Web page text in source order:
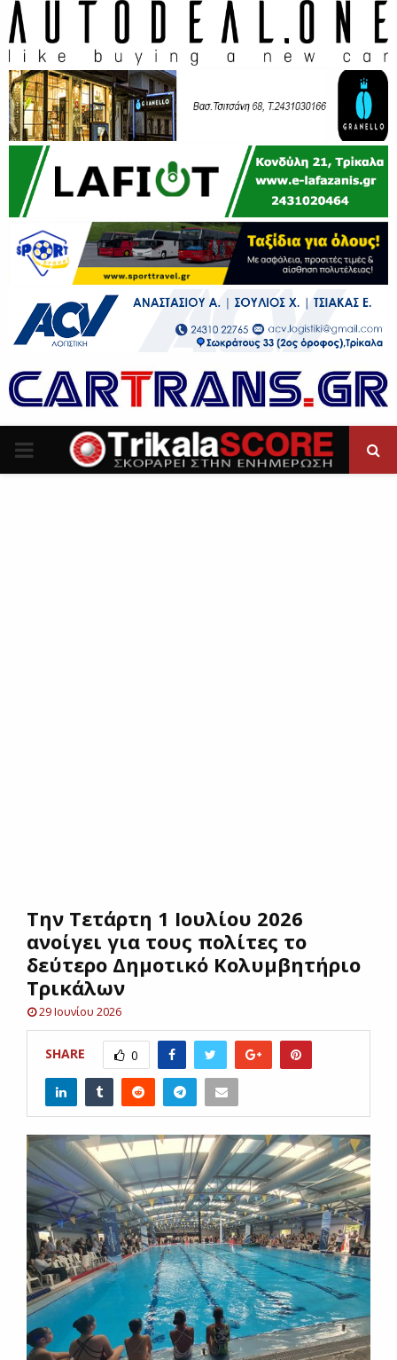
P
Την Τετάρτη 1 Ιουλίου 2026
ανοίγει για τους πολίτες το
δεύτερο Δημοτικό Κολυμβητήριο
Τρικάλων
29 Ιουνίου 2026
SHARE 0